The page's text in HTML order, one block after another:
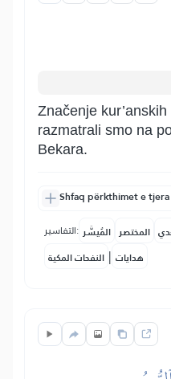
Značenje
razmatrali smo na
Bekara.
Shfaq përkthimet e tjera
التفاسير: المُيسَّر المختصر
النفحات المكية | هدايات